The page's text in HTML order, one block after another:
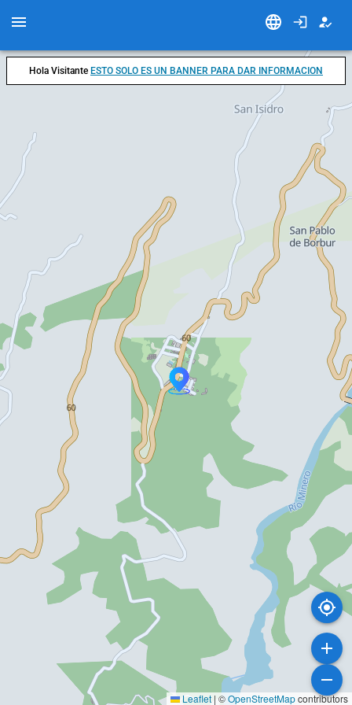
Leaflet | ©OpenStreetMapcontributors
Hola Visitante ESTO SOLO ES UN BANNER PARA DAR INFORMACION